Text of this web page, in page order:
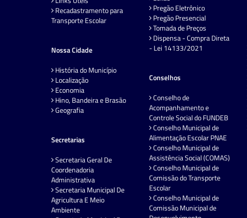
Recadastramento para
Transporte Escolar
Nossa Cidade
História do Município
Localização
Economia
Hino, Bandeira e Brasão
Geografia
Secretarias
Secretaria Geral De
Coordenadoria
Administrativa
Secretaria Municipal De
Agricultura E Meio
Ambiente
Pregão Eletrônico
Pregão Presencial
Tomada de Preços
Dispensa - Compra Direta
- Lei 14133/2021
Conselhos
Conselho de
Acompanhamento e
Controle Social do FUNDEB
Conselho Municipal de
Alimentação Escolar PNAE
Conselho Municipal de
Assistência Social (COMAS)
Conselho Municipal de
Comissão do Transporte
Escolar
Conselho Municipal de
Comissão Municipal de